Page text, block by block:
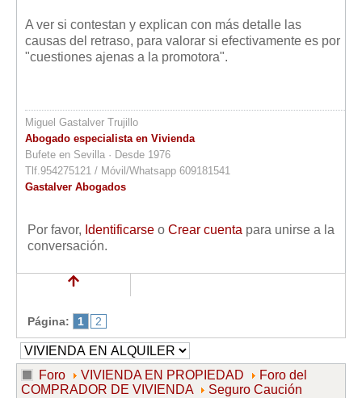
A ver si contestan y explican con más detalle las
causas del retraso, para valorar si efectivamente es por
"cuestiones ajenas a la promotora".
Miguel Gastalver Trujillo
Abogado especialista en Vivienda
Bufete en Sevilla · Desde 1976
Tlf.954275121 / Móvil/Whatsapp 609181541
Gastalver Abogados
Por favor, Identificarse o Crear cuenta para unirse a la
conversación.
Página: 1 2
Foro VIVIENDA EN PROPIEDAD
Foro del
COMPRADOR DE VIVIENDA
Seguro Caución